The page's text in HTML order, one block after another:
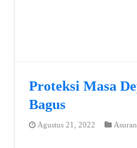
Proteksi Masa
Bagus
Agustus 21, 2022